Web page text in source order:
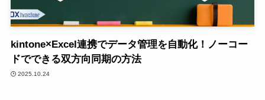
kintone×Excel連携でデータ管理を自動化！ノーコー
ドでできる双方向同期の方法
2025.10.24